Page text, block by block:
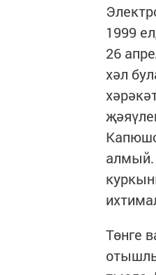
1999
26
хәл
алмый.
Төнге